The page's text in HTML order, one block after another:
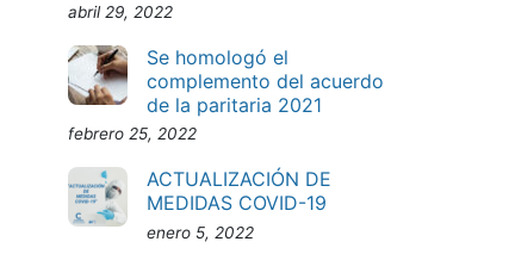
abril 29, 2022
Se homologó el
complemento del acuerdo
de la paritaria 2021
febrero 25, 2022
ACTUALIZACIÓN DE
MEDIDAS COVID-19
enero 5, 2022